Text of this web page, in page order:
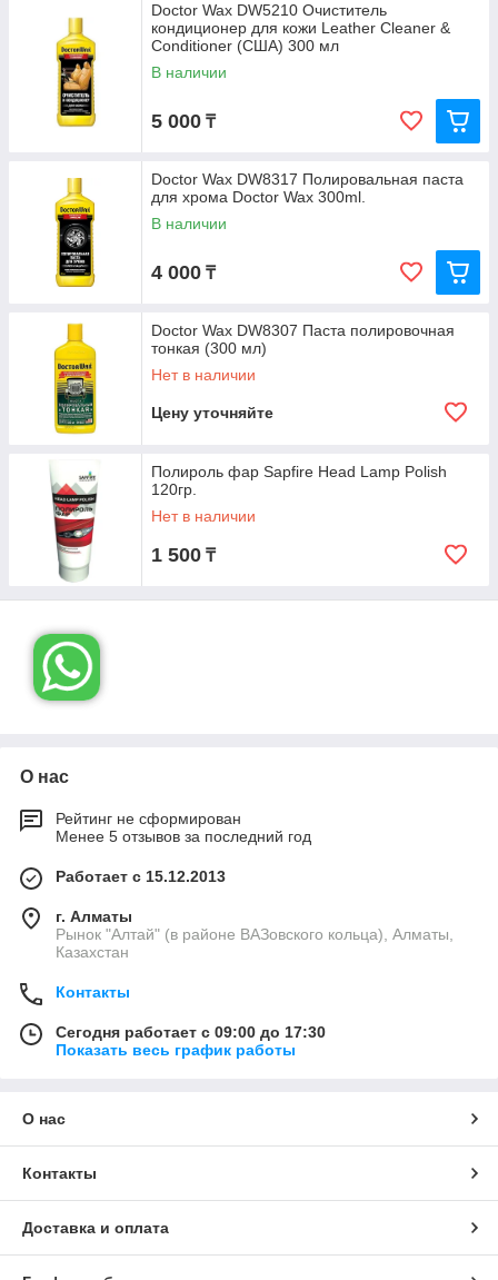
Doctor Wax DW5210 Очиститель
кондиционер для кожи Leather Cleaner &
Conditioner (США) 300 мл
В наличии
5 000 ₸
Doctor Wax DW8317 Полировальная паста
для хрома Doctor Wax 300ml.
В наличии
4 000 ₸
Doctor Wax DW8307 Паста полировочная
тонкая (300 мл)
Нет в наличии
Цену уточняйте
Полироль фар Sapfire Head Lamp Polish
120гр.
Нет в наличии
1 500 ₸
О нас
Рейтинг не сформирован
Менее 5 отзывов за последний год
Работает с 15.12.2013
г. Алматы
Рынок "Алтай" (в районе ВАЗовского кольца), Алматы,
Казахстан
Контакты
Сегодня работает с 09:00 до 17:30
Показать весь график работы
О нас
Контакты
Доставка и оплата